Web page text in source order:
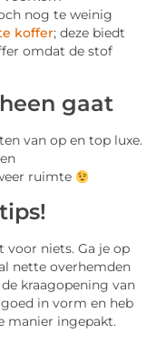
nog te weinig
koffer; deze biedt
omdat de stof
gaat
van op en top luxe.
ruimte
voor niets. Ga je op
nette overhemden
kraagopening van
in vorm en heb
manier ingepakt.